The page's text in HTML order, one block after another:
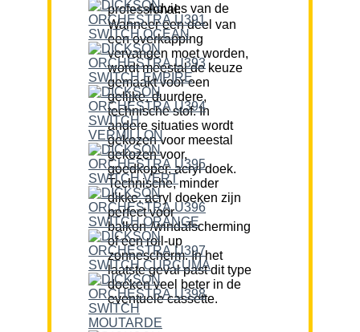
Advies van de professional:
Wanneer een deel van
een overkapping
vervangen moet worden,
wordt meestal de keuze
gemaakt voor een
gelijke, duurdere,
technische stof. In
andere situaties wordt
gekozen voor meestal
gekozen voor,
goedkoper, acryl doek.
Technische, minder
dikke, acryl doeken zijn
perfect voor
balkon-/windafscherming
of een roll-up
zonnescherm. In het
laatste geval past dit type
doeken veel beter in de
eventuele cassette.